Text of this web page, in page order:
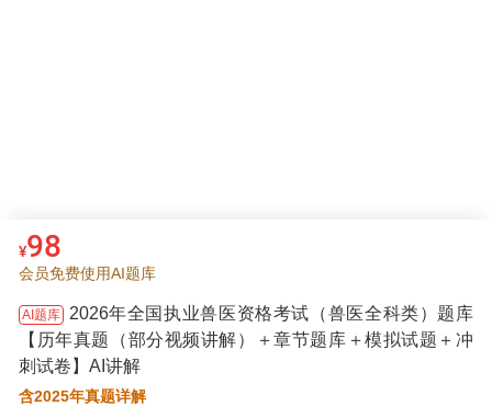
¥98
会员免费使用AI题库
AI题库
2026年全国执业兽医资格考试（兽医全科类）题库
【历年真题（部分视频讲解）＋章节题库＋模拟试题＋冲
刺试卷】AI讲解
含2025年真题详解